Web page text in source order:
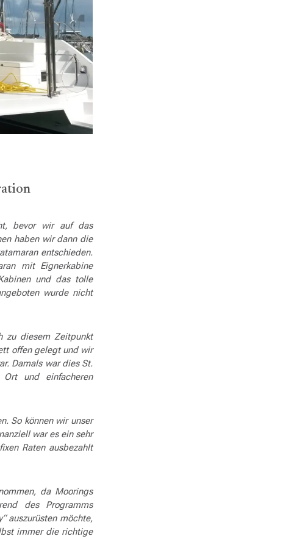
bevor wir auf das
haben wir dann die
entschieden.
mit Eignerkabine
und das tolle
wurde nicht
zu diesem Zeitpunkt
offen gelegt und wir
Damals war dies St.
und einfacheren
So können wir unser
war es ein sehr
Raten ausbezahlt
da Moorings
des Programms
auszurüsten möchte,
immer die richtige